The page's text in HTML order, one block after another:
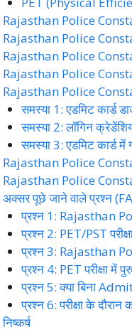
Rajasthan Police
Rajasthan Police
Rajasthan Police
Rajasthan Police
Rajasthan Police
समस्या 1: एडमिट कार्ड
समस्या 2: लॉगिन
समस्या 3: एडमिट कार्ड में
Rajasthan Police
Rajasthan Police
अक्सर पूछे जाने वाले प्रश्न
प्रश्न 1: Rajasthan
प्रश्न 2: PET/PST
प्रश्न 3: Rajasthan
प्रश्न 4: PET परीक्षा में
प्रश्न 5: क्या बिना
प्रश्न 6: परीक्षा के
निष्कर्ष